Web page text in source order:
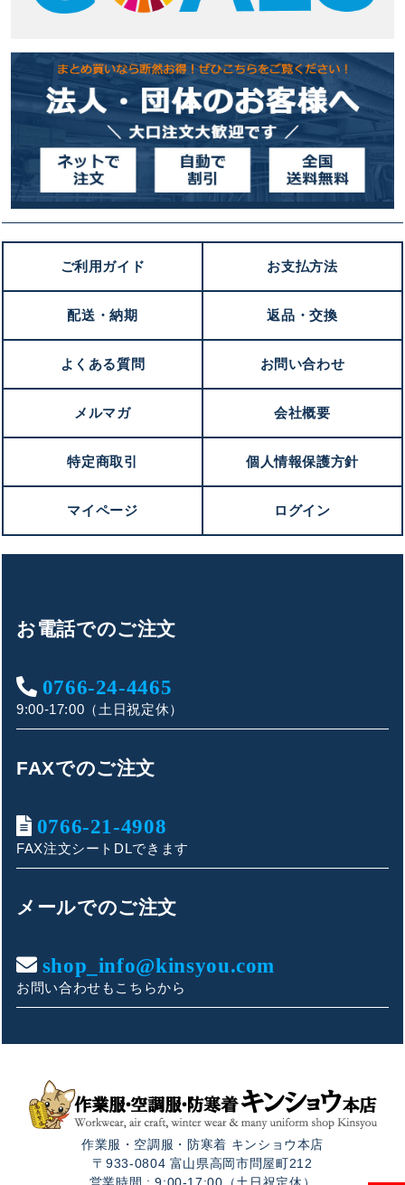
キンショウお問い合わせサポート
こんにちは！
お買い物やお問い合わせ相談のサポートをさせていただい
ご質問内容をお選びください。
🦺 購入前によくあるご質問
🛒 購入後によくあるご質問
ご利用ガイド お支払方法
配送・納期 返品・交換
よくある質問 お問い合わせ
メルマガ 会社概要
特定商取引 個人情報保護方針
マイページ ログイン
お電話でのご注文
0766-24-4465
9:00-17:00（土日祝定休）
FAXでのご注文
0766-21-4908
FAX注文シートDLできます
メールでのご注文
shop_info@kinsyou.com
お問い合わせもこちらから
作業服・空調服・防寒着 キンショウ本店
〒933-0804 富山県高岡市問屋町212